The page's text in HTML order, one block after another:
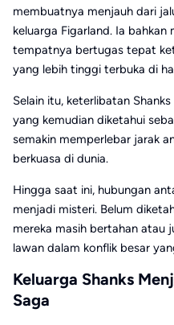
membuatnya menjauh dari
keluarga Figarland. Ia bahkan
tempatnya bertugas tepat
yang lebih tinggi terbuka di
Selain itu, keterlibatan
yang kemudian diketahui
semakin memperlebar jarak
berkuasa di dunia.
Hingga saat ini, hubungan
menjadi misteri. Belum
mereka masih bertahan atau
lawan dalam konflik besar
Keluarga Shanks
Saga